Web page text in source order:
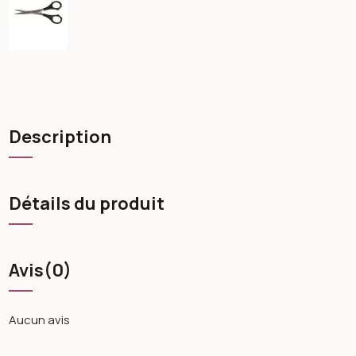
Description
Détails du produit
Avis(0)
Aucun avis